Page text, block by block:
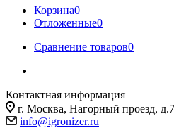
Корзина0
Отложенные0
Сравнение товаров0
Контактная информация
г. Москва, Нагорный проезд,
info@igronizer.ru